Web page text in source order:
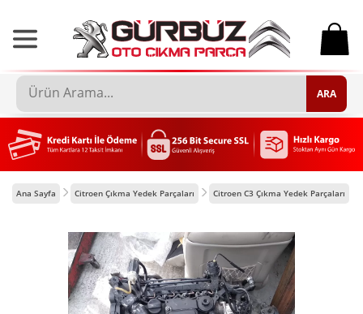
0
ARA
Ana Sayfa Citroen Çıkma Yedek Parçaları Citroen C3 Çıkma Yedek Parçaları